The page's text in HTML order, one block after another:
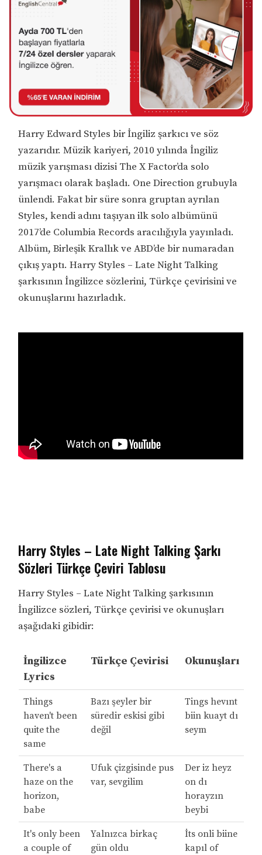
Harry Edward Styles bir İngiliz şarkıcı ve söz
yazarıdır. Müzik kariyeri, 2010 yılında İngiliz
müzik yarışması dizisi The X Factor’da solo
yarışmacı olarak başladı. One Direction grubuyla
ünlendi. Fakat bir süre sonra gruptan ayrılan
Styles, kendi adını taşıyan ilk solo albümünü
2017’de Columbia Records aracılığıyla yayınladı.
Albüm, Birleşik Krallık ve ABD’de bir numaradan
çıkış yaptı. Harry Styles – Late Night Talking
şarkısının İngilizce sözlerini, Türkçe çevirisini ve
okunuşlarını hazırladık.
Harry Styles – Late Night Talking Şarkı
Sözleri Türkçe Çeviri Tablosu
Harry Styles – Late Night Talking şarkısının
İngilizce sözleri, Türkçe çevirisi ve okunuşları
aşağıdaki gibidir:
İngilizce
Lyrics
Türkçe Çevirisi Okunuşları
Things
haven't been
quite the
same
Bazı şeyler bir
süredir eskisi gibi
değil
Tings hevınt
biin kuayt dı
seym
There's a
haze on the
horizon,
babe
Ufuk çizgisinde pus
var, sevgilim
Der iz heyz
on dı
horayzın
beybi
It's only been
a couple of
Yalnızca birkaç
gün oldu
İts onli biine
kapıl of